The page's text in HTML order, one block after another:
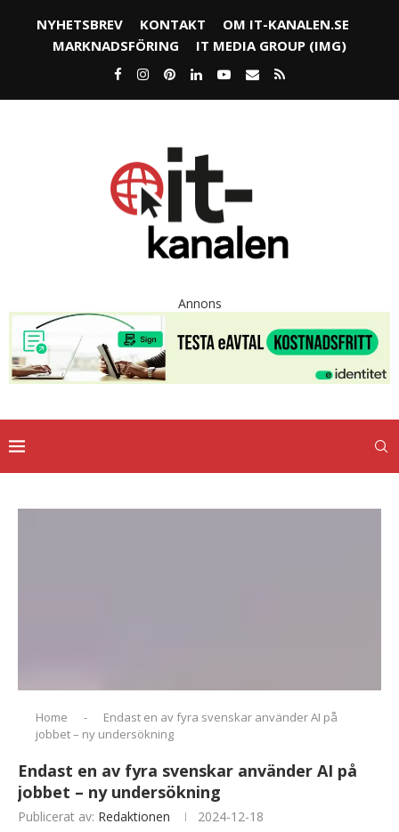
NYHETSBREV KONTAKT
OM IT-KANALEN.SE
MARKNADSFÖRING
IT MEDIA GROUP (IMG)
Annons
Home -
Endast en av fyra svenskar använder AI på
jobbet – ny undersökning
Endast en av fyra svenskar använder AI på
jobbet – ny undersökning
Publicerat av: Redaktionen 2024-12-18